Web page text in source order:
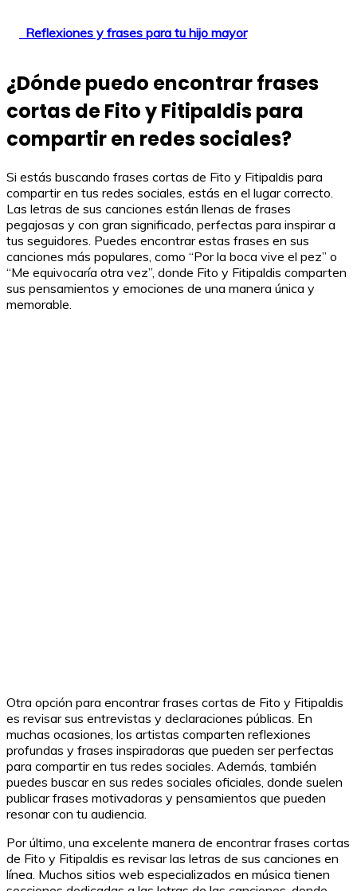
Reflexiones y frases para tu hijo mayor
¿Dónde puedo encontrar frases
cortas de Fito y Fitipaldis para
compartir en redes sociales?
Si estás buscando frases cortas de Fito y Fitipaldis para
compartir en tus redes sociales, estás en el lugar correcto.
Las letras de sus canciones están llenas de frases
pegajosas y con gran significado, perfectas para inspirar a
tus seguidores. Puedes encontrar estas frases en sus
canciones más populares, como “Por la boca vive el pez” o
“Me equivocaría otra vez”, donde Fito y Fitipaldis comparten
sus pensamientos y emociones de una manera única y
memorable.
Otra opción para encontrar frases cortas de Fito y Fitipaldis
es revisar sus entrevistas y declaraciones públicas. En
muchas ocasiones, los artistas comparten reflexiones
profundas y frases inspiradoras que pueden ser perfectas
para compartir en tus redes sociales. Además, también
puedes buscar en sus redes sociales oficiales, donde suelen
publicar frases motivadoras y pensamientos que pueden
resonar con tu audiencia.
Por último, una excelente manera de encontrar frases cortas
de Fito y Fitipaldis es revisar las letras de sus canciones en
línea. Muchos sitios web especializados en música tienen